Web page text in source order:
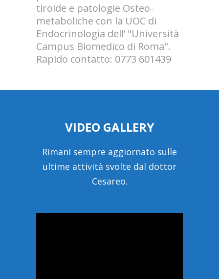
tiroide e patologie Osteo-
metaboliche con la UOC di
Endocrinologia dell’ "Università
Campus Biomedico di Roma".
Rapido contatto: 0773 601439
VIDEO GALLERY
Rimani sempre aggiornato sulle
ultime attività svolte dal dottor
Cesareo.